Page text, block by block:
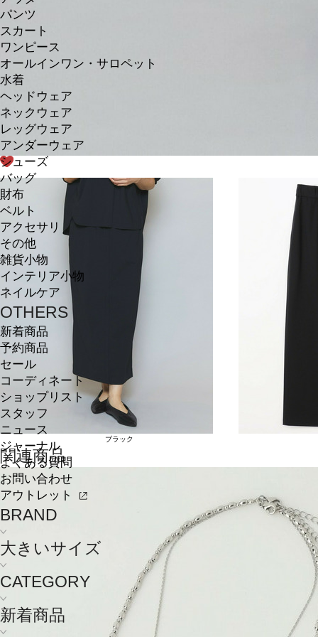
パンツ
スカート
ワンピース
オールインワン・サロペット
水着
ヘッドウェア
ネックウェア
レッグウェア
アンダーウェア
シューズ
バッグ
財布
ベルト
アクセサリ
その他
雑貨小物
インテリア小物
ネイルケア
OTHERS
新着商品
予約商品
セール
コーディネート
ショップリスト
スタッフ
ニュース
ジャーナル
よくある質問
お問い合わせ
アウトレット
BRAND
大きいサイズ
CATEGORY
新着商品
ブラック
関連商品